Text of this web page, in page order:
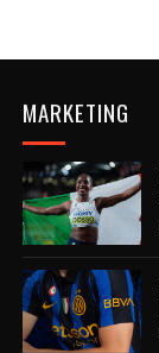
MARKETING